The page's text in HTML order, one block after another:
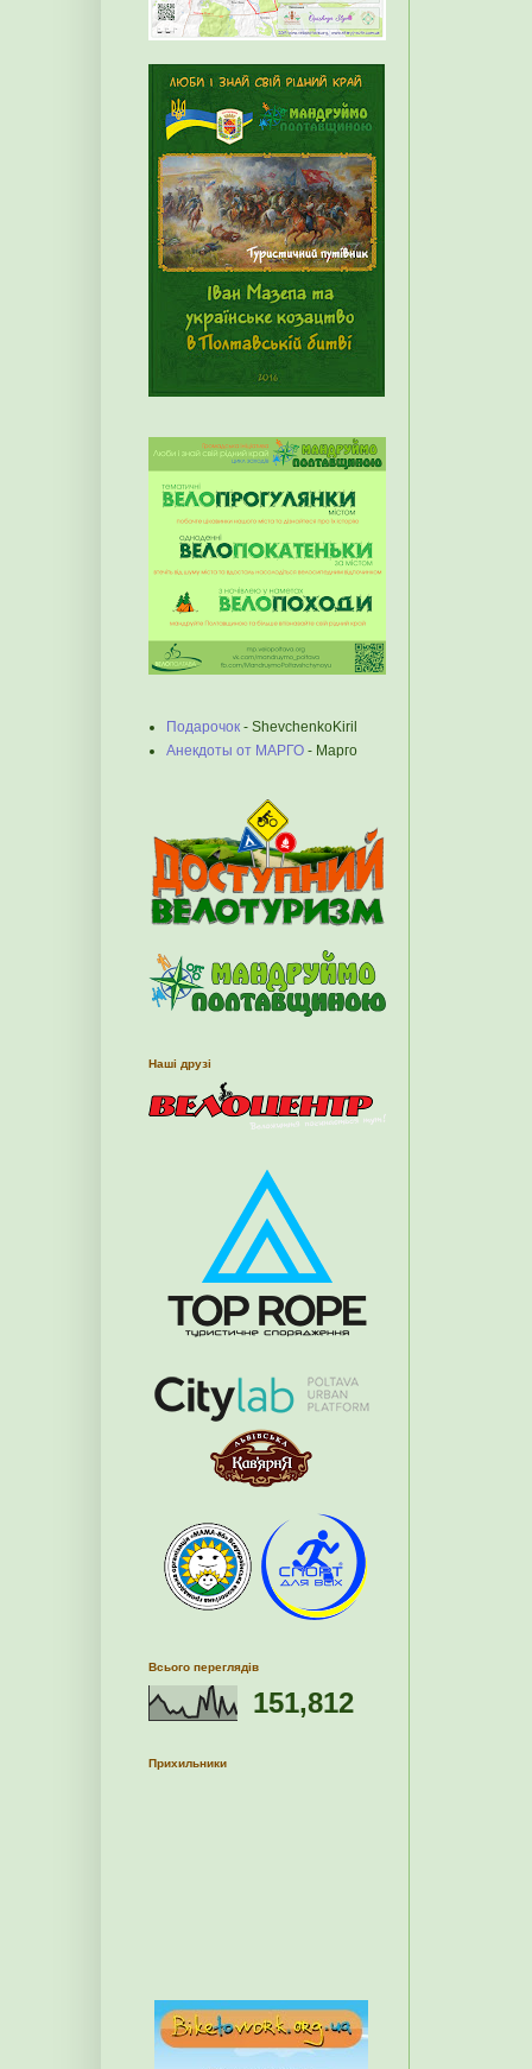
Подарочок - ShevchenkoKiril
Анекдоты от МАРГО - Марго
Наші друзі
Всього переглядів
151,812
Прихильники